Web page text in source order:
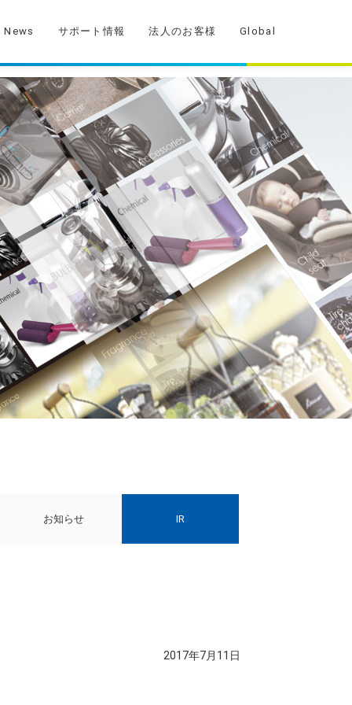
News サポート情報 法人のお客様 Global
お知らせ IR
2017年7月11日